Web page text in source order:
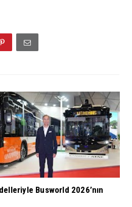
Busworld 2026’nın